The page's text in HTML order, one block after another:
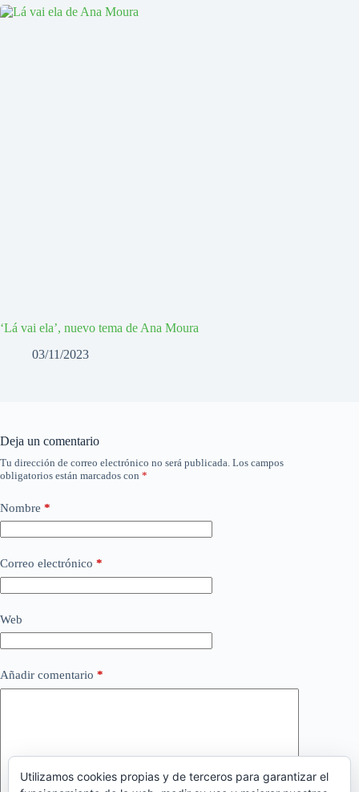
‘Lá vai ela’, nuevo tema de Ana Moura
03/11/2023
Deja un comentario
Tu dirección de correo electrónico no será publicada. Los campos
obligatorios están marcados con *
Nombre *
Correo electrónico *
Web
Añadir comentario *
Utilizamos cookies propias y de terceros para garantizar el